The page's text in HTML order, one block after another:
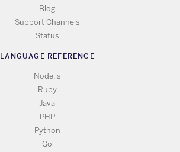
Blog
Support Channels
Status
LANGUAGE REFERENCE
Node.js
Ruby
Java
PHP
Python
Go